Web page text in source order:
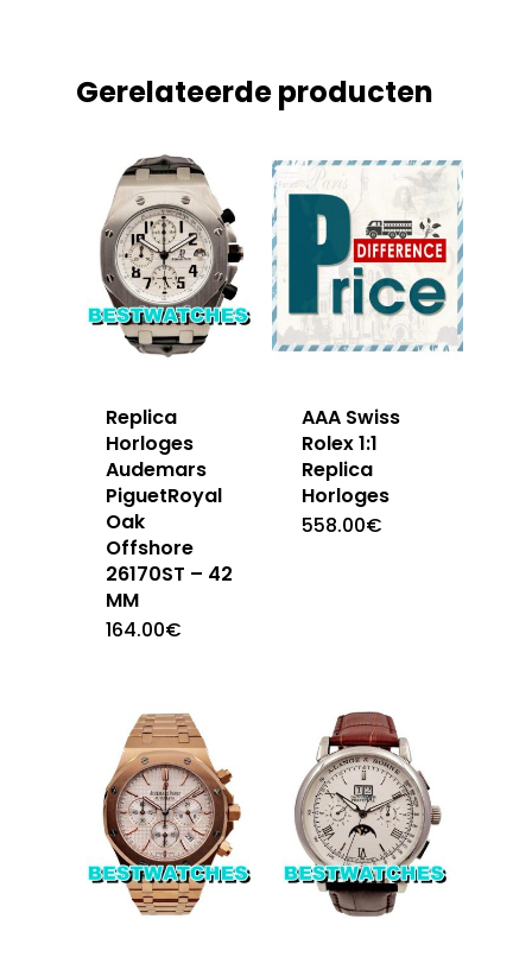
Gerelateerde producten
Replica
Horloges
Audemars
PiguetRoyal
Oak
Offshore
26170ST – 42
MM
164.00€
AAA Swiss
Rolex 1:1
Replica
Horloges
558.00€